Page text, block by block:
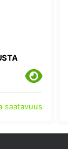
saatavuus